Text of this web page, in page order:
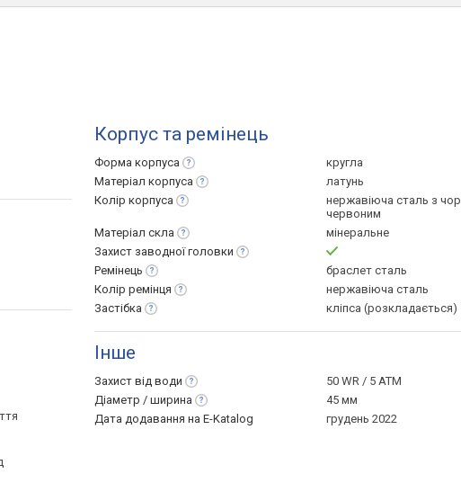
Корпус та ремінець
Форма корпуса
кругла
Матеріал корпуса
латунь
Колір корпуса
нержавіюча сталь з
червоним
Матеріал скла
мінеральне
Захист заводноїголовки
Ремінець
браслет сталь
Колір ремінця
нержавіюча сталь
Застібка
кліпса (розкладається)
Інше
Захист від води
50 WR / 5 ATM
Діаметр / ширина
45 мм
Дата додавання на E-Katalog
грудень 2022